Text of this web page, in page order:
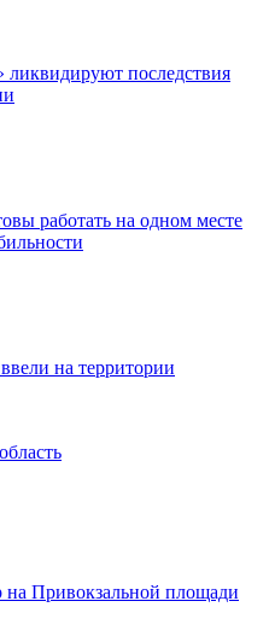
последствия
работать на одном месте
на территории
Привокзальной площади